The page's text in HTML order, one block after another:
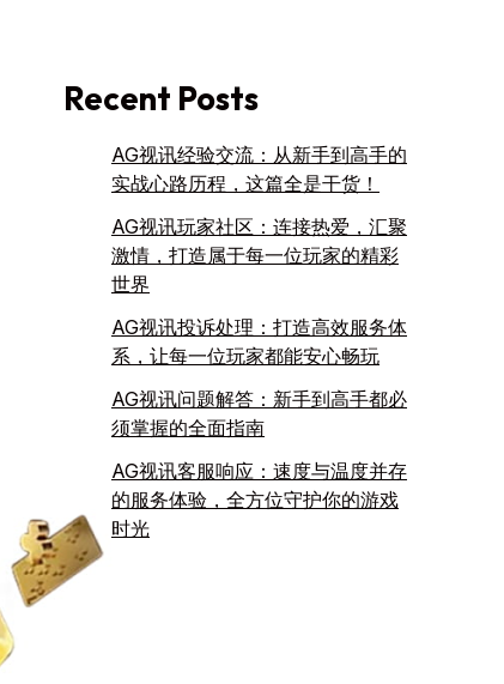
Recent Posts
AG视讯经验交流：从新手到高手的
实战心路历程，这篇全是干货！
AG视讯玩家社区：连接热爱，汇聚
激情，打造属于每一位玩家的精彩
世界
AG视讯投诉处理：打造高效服务体
系，让每一位玩家都能安心畅玩
AG视讯问题解答：新手到高手都必
须掌握的全面指南
AG视讯客服响应：速度与温度并存
的服务体验，全方位守护你的游戏
时光